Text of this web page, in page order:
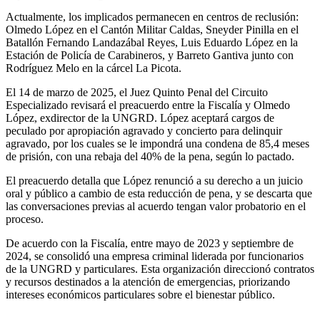
Actualmente, los implicados permanecen en centros de reclusión:
Olmedo López en el Cantón Militar Caldas, Sneyder Pinilla en el
Batallón Fernando Landazábal Reyes, Luis Eduardo López en la
Estación de Policía de Carabineros, y Barreto Gantiva junto con
Rodríguez Melo en la cárcel La Picota.
El 14 de marzo de 2025, el Juez Quinto Penal del Circuito
Especializado revisará el preacuerdo entre la Fiscalía y Olmedo
López, exdirector de la UNGRD. López aceptará cargos de
peculado por apropiación agravado y concierto para delinquir
agravado, por los cuales se le impondrá una condena de 85,4 meses
de prisión, con una rebaja del 40% de la pena, según lo pactado.
El preacuerdo detalla que López renunció a su derecho a un juicio
oral y público a cambio de esta reducción de pena, y se descarta que
las conversaciones previas al acuerdo tengan valor probatorio en el
proceso.
De acuerdo con la Fiscalía, entre mayo de 2023 y septiembre de
2024, se consolidó una empresa criminal liderada por funcionarios
de la UNGRD y particulares. Esta organización direccionó contratos
y recursos destinados a la atención de emergencias, priorizando
intereses económicos particulares sobre el bienestar público.